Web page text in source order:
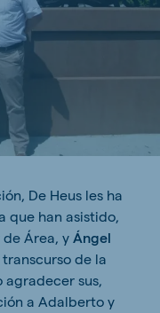
De Heus les ha
que han asistido,
Área, y Ángel
de la
agradecer sus,
a Adalberto y